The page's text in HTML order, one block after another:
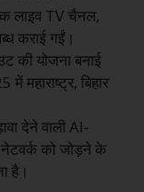
लाइव TV चैनल,
कराई गईं।
की योजना बनाई
महाराष्ट्र, बिहार
देने वाली AI-
को जोड़ने के
है।